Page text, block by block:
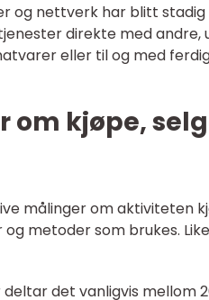
og nettverk har blitt
direkte med andre,
eller til og med
kjøpe,
målinger om aktiviteten
metoder som brukes.
det vanligvis mellom